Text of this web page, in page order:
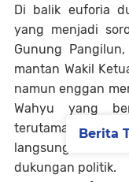
Di balik euforia
yang menjadi
Gunung
mantan Wakil
namun enggan
Wahyu yang
terutama
langsung
dukungan politik.
Berita